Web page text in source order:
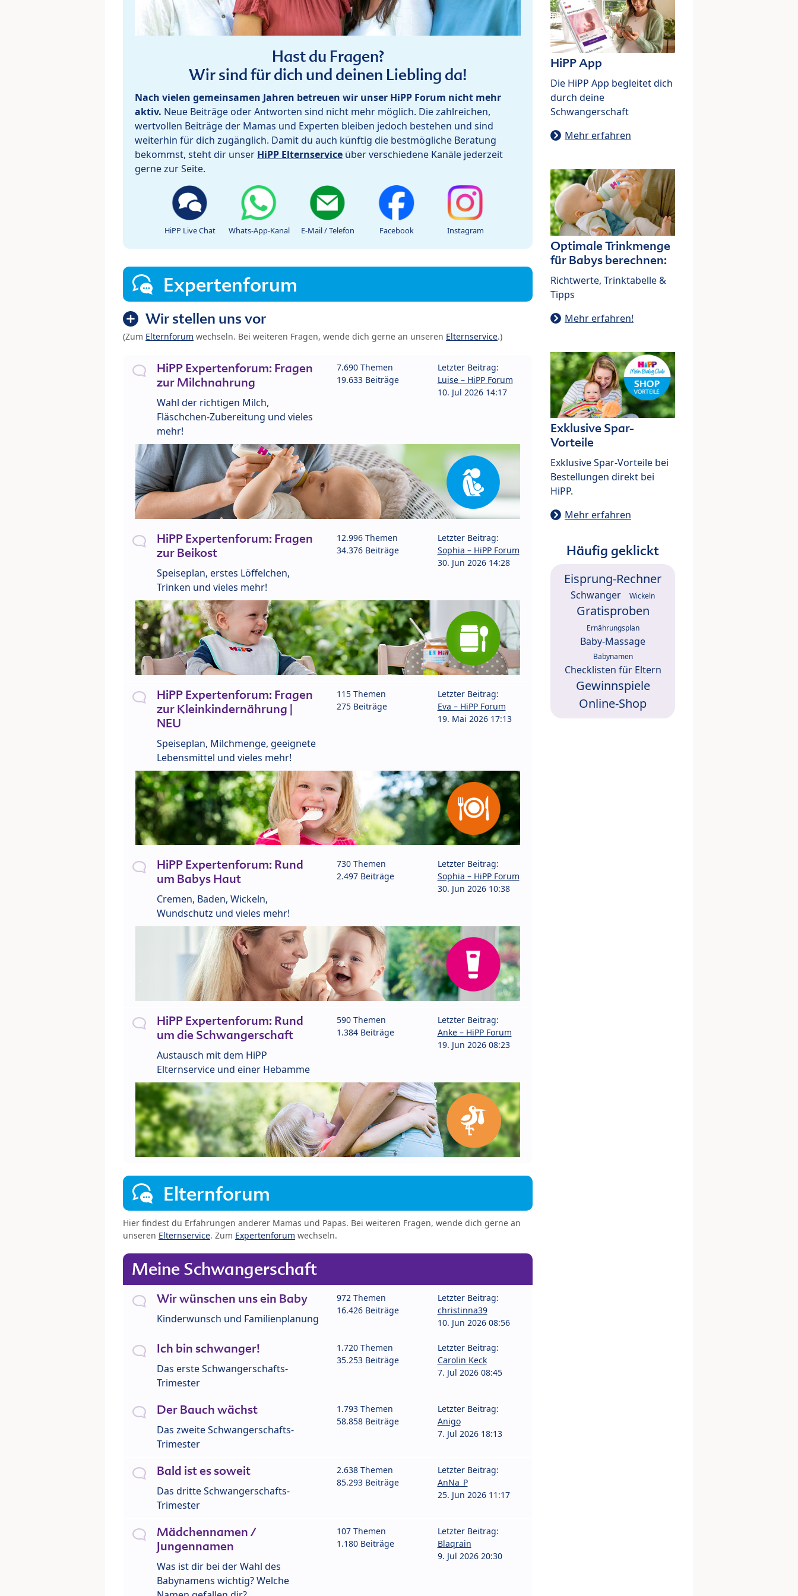
Hast du Fragen?
Wir sind für dich und deinen Liebling da!
Nach vielen gemeinsamen Jahren betreuen wir unser HiPP Forum nicht mehr
aktiv. Neue Beiträge oder Antworten sind nicht mehr möglich. Die zahlreichen,
wertvollen Beiträge der Mamas und Experten bleiben jedoch bestehen und sind
weiterhin für dich zugänglich. Damit du auch künftig die bestmögliche Beratung
bekommst, steht dir unser HiPP Elternservice über verschiedene Kanäle jederzeit
gerne zur Seite.
HiPP Live Chat Whats-App-Kanal E-Mail / Telefon Facebook Instagram
Expertenforum
Wir stellen uns vor
(Zum Elternforum wechseln. Bei weiteren Fragen, wende dich gerne an unseren Elternservice.)
HiPP Expertenforum: Fragen
zur Milchnahrung
Wahl der richtigen Milch,
Fläschchen-Zubereitung und vieles
mehr!
7.690 Themen
19.633 Beiträge
Letzter Beitrag:
Luise – HiPP Forum
10. Jul 2026 14:17
HiPP Expertenforum: Fragen
zur Beikost
Speiseplan, erstes Löffelchen,
Trinken und vieles mehr!
12.996 Themen
34.376 Beiträge
Letzter Beitrag:
Sophia – HiPP Forum
30. Jun 2026 14:28
HiPP Expertenforum: Fragen
zur Kleinkindernährung |
NEU
Speiseplan, Milchmenge, geeignete
Lebensmittel und vieles mehr!
115 Themen
275 Beiträge
Letzter Beitrag:
Eva – HiPP Forum
19. Mai 2026 17:13
HiPP Expertenforum: Rund
um Babys Haut
Cremen, Baden, Wickeln,
Wundschutz und vieles mehr!
730 Themen
2.497 Beiträge
Letzter Beitrag:
Sophia – HiPP Forum
30. Jun 2026 10:38
HiPP Expertenforum: Rund
um die Schwangerschaft
Austausch mit dem HiPP
Elternservice und einer Hebamme
590 Themen
1.384 Beiträge
Letzter Beitrag:
Anke – HiPP Forum
19. Jun 2026 08:23
Elternforum
Hier findest du Erfahrungen anderer Mamas und Papas. Bei weiteren Fragen, wende dich gerne an
unseren Elternservice. Zum Expertenforum wechseln.
Meine Schwangerschaft
Wir wünschen uns ein Baby
Kinderwunsch und Familienplanung
972 Themen
16.426 Beiträge
Letzter Beitrag:
christinna39
10. Jun 2026 08:56
Ich bin schwanger!
Das erste Schwangerschafts-
Trimester
1.720 Themen
35.253 Beiträge
Letzter Beitrag:
Carolin Keck
7. Jul 2026 08:45
Der Bauch wächst
Das zweite Schwangerschafts-
Trimester
1.793 Themen
58.858 Beiträge
Letzter Beitrag:
Anigo
7. Jul 2026 18:13
Bald ist es soweit
Das dritte Schwangerschafts-
Trimester
2.638 Themen
85.293 Beiträge
Letzter Beitrag:
AnNa_P
25. Jun 2026 11:17
Mädchennamen /
Jungennamen
Was ist dir bei der Wahl des
Babynamens wichtig? Welche
107 Themen
1.180 Beiträge
Letzter Beitrag:
Blaqrain
9. Jul 2026 20:30
HiPP App
Die HiPP App begleitet dich
durch deine
Schwangerschaft
Mehr erfahren
Optimale Trinkmenge
für Babys berechnen:
Richtwerte, Trinktabelle &
Tipps
Mehr erfahren!
Exklusive Spar-
Vorteile
Exklusive Spar-Vorteile bei
Bestellungen direkt bei
HiPP.
Mehr erfahren
Häufig geklickt
Eisprung-Rechner
Schwanger Wickeln
Gratisproben
Ernährungsplan
Baby-Massage
Babynamen
Checklisten für Eltern
Gewinnspiele
Online-Shop